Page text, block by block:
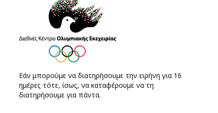
Εάν μπορούμε να διατηρήσουμε την ειρήνη για 16
ημέρες τότε, ίσως, να καταφέρουμε να τη
διατηρήσουμε για πάντα.